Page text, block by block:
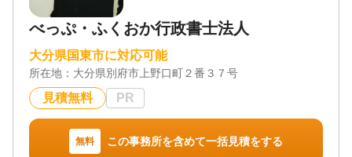
ートいたします。
1 専門家（国家資格者）による相談
経験豊富な専門家（国家資格者）が専任担当とし
て、業務完了まで丁寧にサポートいたします。無資
格者での相談対応は行っておりません。
2 相続・遺言・以外のご相談も可能です。
べっぷ・ふくおか行政書士法人
大分県国東市に対応可能
所在地： 大分県別府市上野口町２番３７号
見積無料 PR
無料 この事務所を含めて一括見積をする